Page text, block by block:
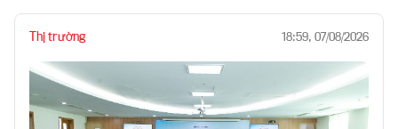
Thị trường 18:59, 07/08/2026